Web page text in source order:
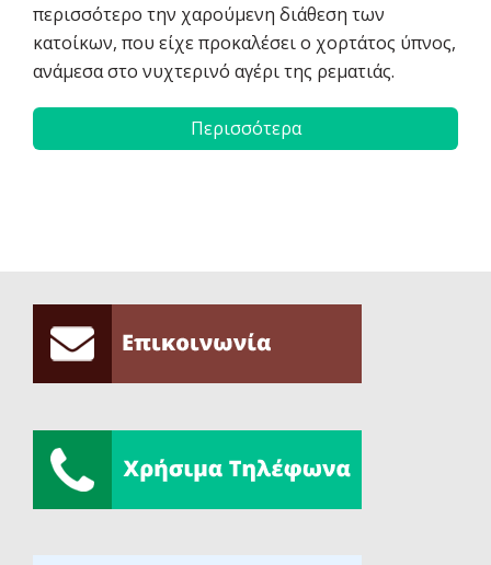
περισσότερο την χαρούμενη διάθεση των
κατοίκων, που είχε προκαλέσει ο χορτάτος ύπνος,
ανάμεσα στο νυχτερινό αγέρι της ρεματιάς.
Περισσότερα